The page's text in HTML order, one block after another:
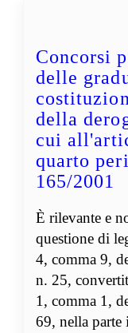
Concorsi
delle
della
cui
quarto
165/2001
È rilevante e
questione di
4, comma 9,
n. 25,
1, comma 1,
69, nella parte